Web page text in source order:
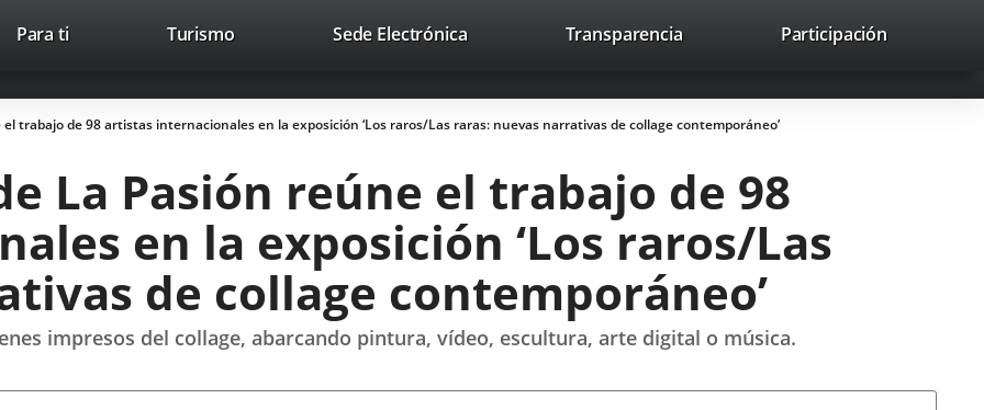
Trabaja con nosotros Contacto avaHeaderSocial
Enlace
una
aplicación
Enlace
una
aplicación
Enlace
una
aplicación
Recherche
Para ti TurismoEste
abrirá
en
ventana
nueva.
Sede ElectrónicaEnlace
aplicación
externa.
Transparencia Participación
trabajo de 98 artistas internacionales en la exposición ‘Los raros/Las raras: nuevas narrativas de collage contemporáneo’
La Pasión reúne el trabajo de 98
en la exposición ‘Los raros/Las
de collage contemporáneo’
impresos del collage, abarcando pintura, vídeo, escultura, arte digital o música.